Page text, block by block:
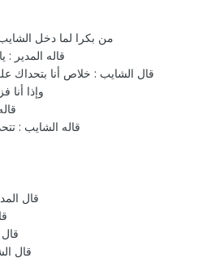
من بكرا لما دخل
قاله المدير
قال الشايب : خلاص أنا
وإذا أنا فزت
قاله الشايب :
قال
قال
قال